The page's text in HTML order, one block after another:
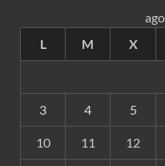
L
M X
3 4 5
10 11 12